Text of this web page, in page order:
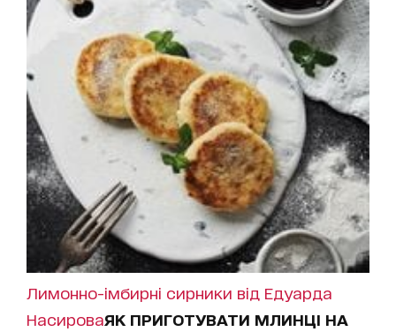
Лимонно-імбирні сирники від Едуарда
НасироваЯК ПРИГОТУВАТИ МЛИНЦІ НА